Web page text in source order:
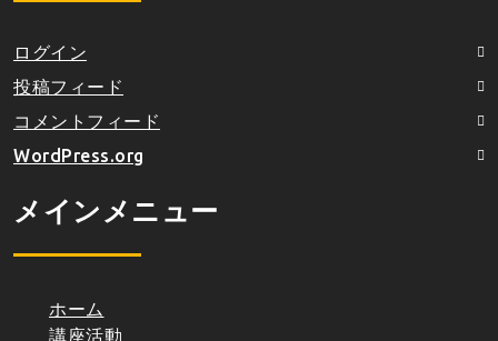
ログイン
投稿フィード
コメントフィード
WordPress.org
メインメニュー
ホーム
講座活動